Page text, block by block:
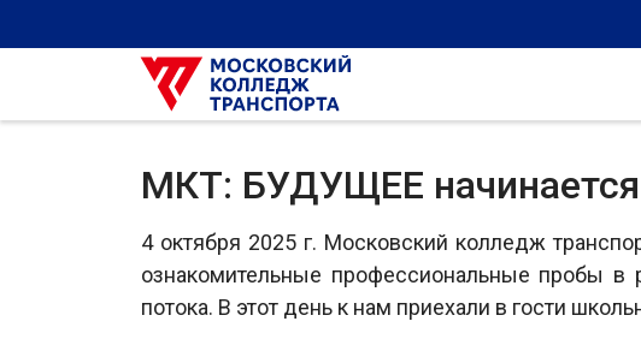
МКТ: БУДУЩЕЕ начинается
4 октября 2025 г. Московский колледж
ознакомительные профессиональные пробы
потока. В этот день к нам приехали в гости